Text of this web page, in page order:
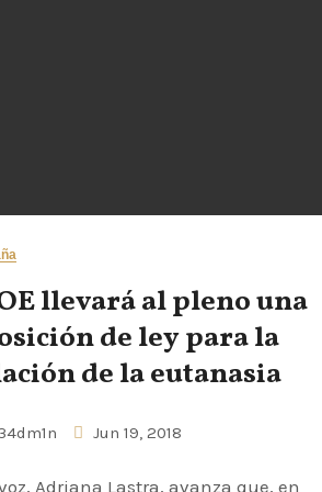
llevará al pleno una
de ley para la
de la eutanasia
Jun 19, 2018